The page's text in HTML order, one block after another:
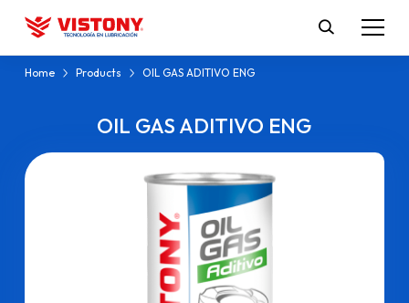
Home Products OIL GAS ADITIVO ENG
OIL GAS ADITIVO ENG